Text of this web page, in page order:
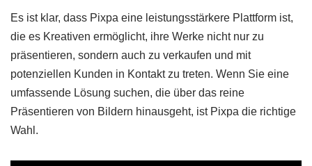
Es ist klar, dass Pixpa eine leistungsstärkere Plattform ist,
die es Kreativen ermöglicht, ihre Werke nicht nur zu
präsentieren, sondern auch zu verkaufen und mit
potenziellen Kunden in Kontakt zu treten. Wenn Sie eine
umfassende Lösung suchen, die über das reine
Präsentieren von Bildern hinausgeht, ist Pixpa die richtige
Wahl.